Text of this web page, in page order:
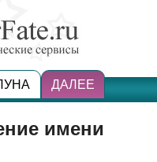
ДАЛЕЕ
имени